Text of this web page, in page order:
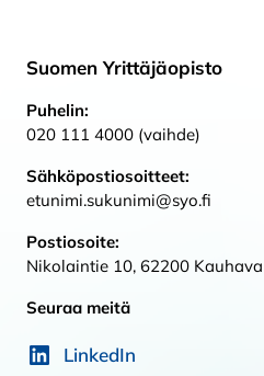
Suomen Yrittäjäopisto
Puhelin:
020 111 4000 (vaihde)
Sähköpostiosoitteet:
etunimi.sukunimi@syo.fi
Postiosoite:
Nikolaintie 10, 62200 Kauhava
Seuraa meitä
LinkedIn